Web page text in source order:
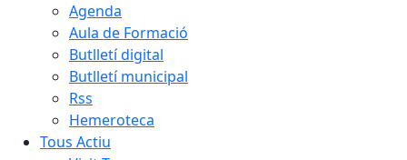
Agenda
Aula de Formació
Butlletí digital
Butlletí municipal
Rss
Hemeroteca
Tous Actiu